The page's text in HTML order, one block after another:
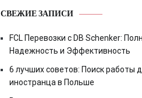
СВЕЖИЕ ЗАПИСИ
FCL Перевозки с DB Schenker:
Надежность и Эффективность
6 лучших советов: Поиск работы
иностранца в Польше